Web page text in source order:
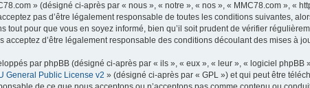
» (désigné ci-après par « nous », « notre », « nos », « MMC78.com », «
pas d’être légalement responsable de toutes les conditions suivantes,
tout pour que vous en soyez informé, bien qu’il soit prudent de vérifier
acceptez d’être légalement responsable des conditions découlant des mises à
par phpBB (désigné ci-après par « ils », « eux », « leur », « logiciel
General Public License v2 » (désigné ci-après par « GPL ») et qui peut être